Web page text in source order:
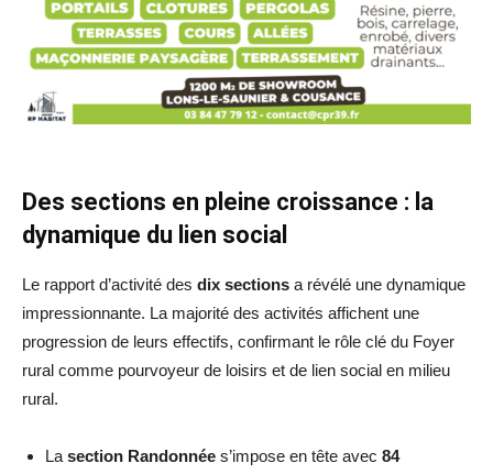
Des sections en pleine croissance : la
dynamique du lien social
Le rapport d’activité des dix sections a révélé une dynamique
impressionnante. La majorité des activités affichent une
progression de leurs effectifs, confirmant le rôle clé du Foyer
rural comme pourvoyeur de loisirs et de lien social en milieu
rural.
Lasection Randonnée s’impose en tête avec 84